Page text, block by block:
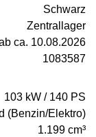
Schwarz
Zentrallager
ca. 10.08.2026
1083587
103 kW / 140 PS
(Benzin/Elektro)
1.199 cm³